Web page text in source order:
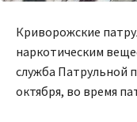
Криворожские
наркотическим
служба Патрульной
октября, во время